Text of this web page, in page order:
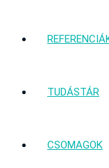
TUDÁSTÁR
CSOMAGOK